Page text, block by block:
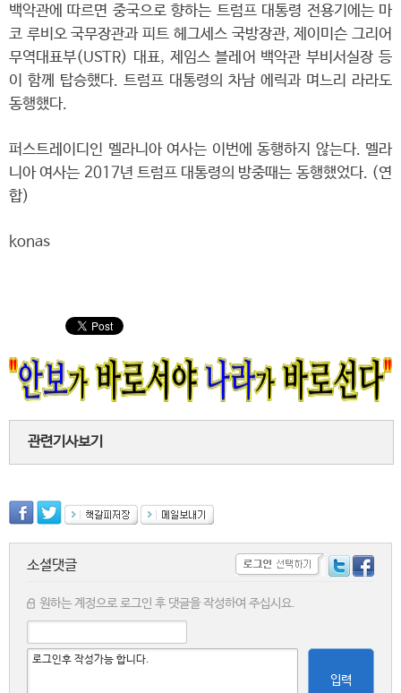
백악관에 따르면 중국으로 향하는 트럼프 대통령 전용기에는 마
코 루비오 국무장관과 피트 헤그세스 국방장관, 제이미슨 그리어
무역대표부(USTR) 대표, 제임스 블레어 백악관 부비서실장 등
이 함께 탑승했다. 트럼프 대통령의 차남 에릭과 며느리 라라도
동행했다.
퍼스트레이디인 멜라니아 여사는 이번에 동행하지 않는다. 멜라
니아 여사는 2017년 트럼프 대통령의 방중때는 동행했었다. (연
합)
konas
관련기사보기
소셜댓글
원하는 계정으로 로그인 후 댓글을 작성하여 주십시요.
입력